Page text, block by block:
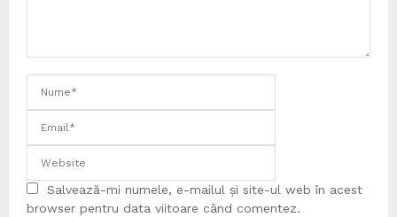
Salvează-mi numele, e-mailul și site-ul web în acest
browser pentru data viitoare când comentez.